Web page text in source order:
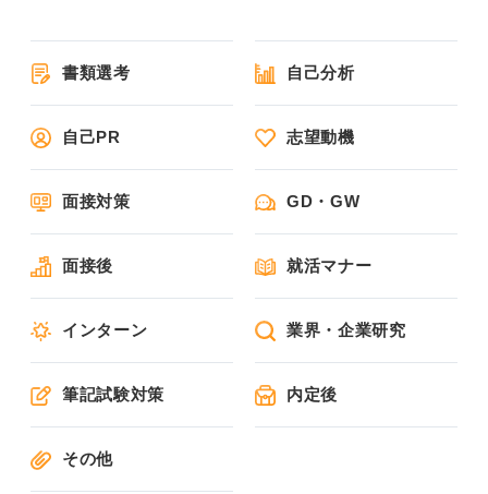
書類選考 自己分析
自己PR 志望動機
面接対策 GD・GW
面接後 就活マナー
インターン 業界・企業研究
筆記試験対策 内定後
その他